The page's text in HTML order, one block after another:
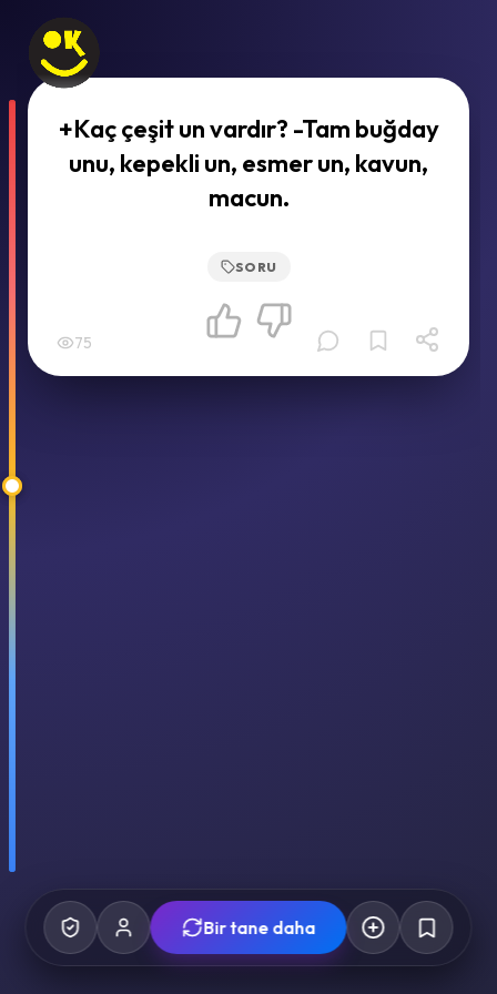
+Kaç çeşit un vardır? -Tam buğday
unu, kepekli un, esmer un, kavun,
macun.
SORU
75
Bir tane daha